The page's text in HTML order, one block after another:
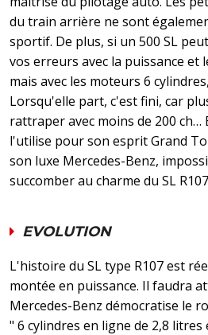
du train arrière ne sont
sportif. De plus, si un 500 SL
vos erreurs avec la puissance et
mais avec les moteurs 6
Lorsqu'elle part, c'est fini, car
rattraper avec moins de 200 ch…
l'utilise pour son esprit Grand
son luxe Mercedes-Benz,
succomber au charme du SL
EVOLUTION
L'histoire du SL type R107 est
montée en puissance. Il faudra
Mercedes-Benz démocratise le
" 6 cylindres en ligne de 2,8 litres